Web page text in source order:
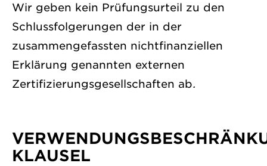
Wir geben kein Prüfungsurteil zu den
Schlussfolgerungen der in der
zusammengefassten nichtfinanziellen
Erklärung genannten externen
Zertifizierungsgesellschaften ab.
KLAUSEL